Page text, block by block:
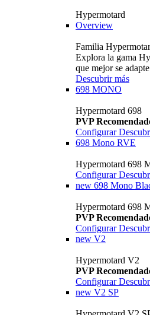
Hypermotard
Overview
Familia
Explora la gama
que mejor se
Descubrir más
698 MONO
Hypermotard 698
PVP
Configurar
698 Mono RVE
Hypermotard 698
Configurar
new 698 Mono
Hypermotard 698
PVP
Configurar
new V2
Hypermotard V2
PVP
Configurar
new V2 SP